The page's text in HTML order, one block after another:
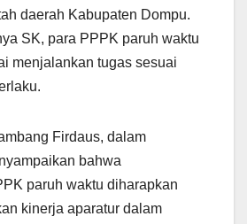
daerah Kabupaten Dompu.
SK, para PPPK paruh waktu
menjalankan tugas sesuai
Firdaus, dalam
bahwa
paruh waktu diharapkan
kinerja aparatur dalam